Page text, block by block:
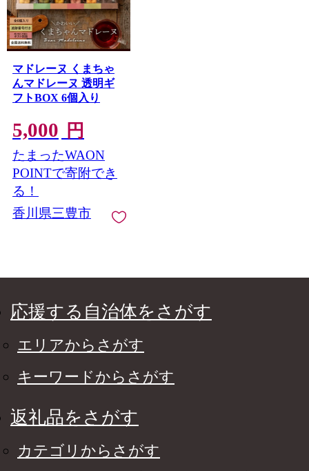
マドレーヌ くまちゃ
んマドレーヌ 透明ギ
フトBOX 6個入り
5,000 円
たまったWAON
POINTで寄附でき
る！
香川県三豊市
応援する自治体をさがす
エリアからさがす
キーワードからさがす
返礼品をさがす
カテゴリからさがす